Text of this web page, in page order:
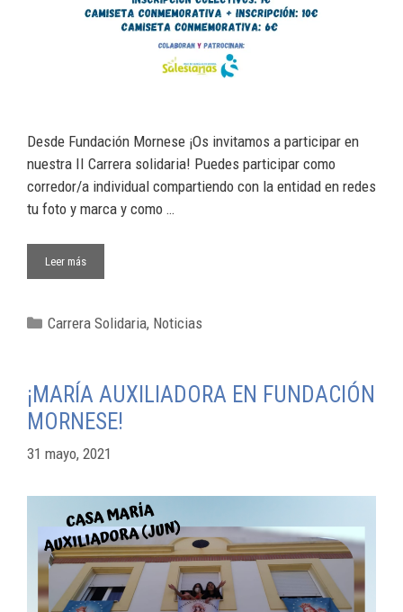
Desde Fundación Mornese ¡Os invitamos a participar en
nuestra II Carrera solidaria! Puedes participar como
corredor/a individual compartiendo con la entidad en redes
tu foto y marca y como …
Leer más
Carrera Solidaria, Noticias
¡MARÍA AUXILIADORA EN FUNDACIÓN
MORNESE!
31 mayo, 2021